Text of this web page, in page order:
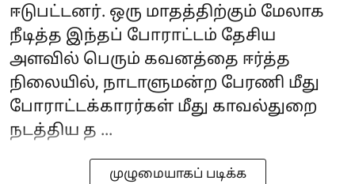
ஈடுபட்டனர். ஒரு மாதத்திற்கும் மேலாக
நீடித்த இந்தப் போராட்டம் தேசிய
அளவில் பெரும் கவனத்தை ஈர்த்த
நிலையில், நாடாளுமன்ற பேரணி மீது
போராட்டக்காரர்கள் மீது காவல்துறை
நடத்திய த ...
முழுமையாகப் படிக்க